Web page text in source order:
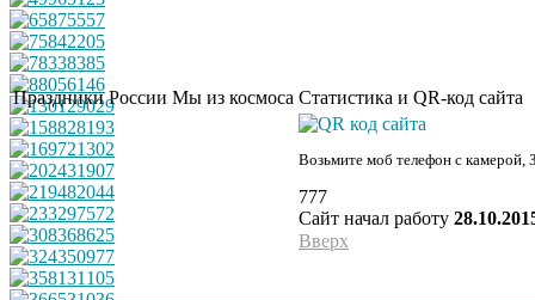
Праздники России Мы из космоса Статистика и QR-код сайта
Возьмите моб телефон с камерой,
777
Сайт начал работу
Вверх